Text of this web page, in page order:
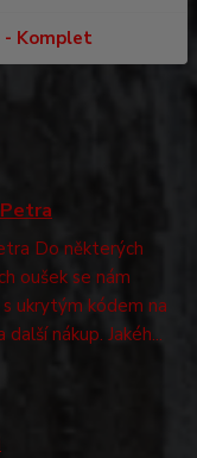
- Komplet
Do některých
oušek se nám
ukrytým kódem na
nákup. Jakéh...